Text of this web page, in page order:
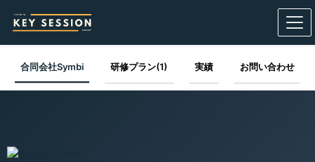
合同会社Symbi​ 研修プラン(1) 実績 お問い合わせ